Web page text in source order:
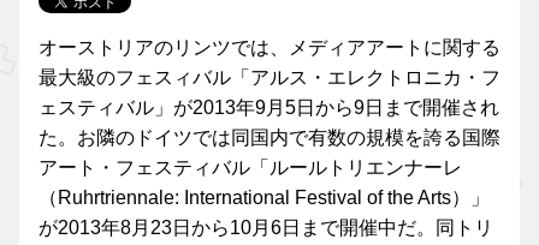
オーストリアのリンツでは、メディアアートに関する
最大級のフェスィバル「アルス・エレクトロニカ・フ
ェスティバル」が2013年9月5日から9日まで開催され
た。お隣のドイツでは同国内で有数の規模を誇る国際
アート・フェスティバル「ルールトリエンナーレ
（Ruhrtriennale: International Festival of the Arts）」
が2013年8月23日から10月6日まで開催中だ。同トリ